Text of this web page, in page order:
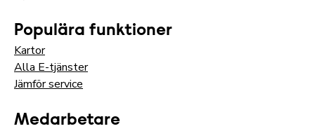
Populära funktioner
Kartor
Alla E-tjänster
Jämför service
Medarbetare